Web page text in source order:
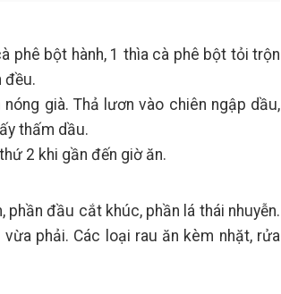
phê bột hành, 1 thìa cà phê bột tỏi trộn
đều.
già. Thả lươn vào chiên ngập dầu,
thấm dầu.
2 khi gần đến giờ ăn.
phần đầu cắt khúc, phần lá thái nhuyễn.
phải. Các loại rau ăn kèm nhặt, rửa